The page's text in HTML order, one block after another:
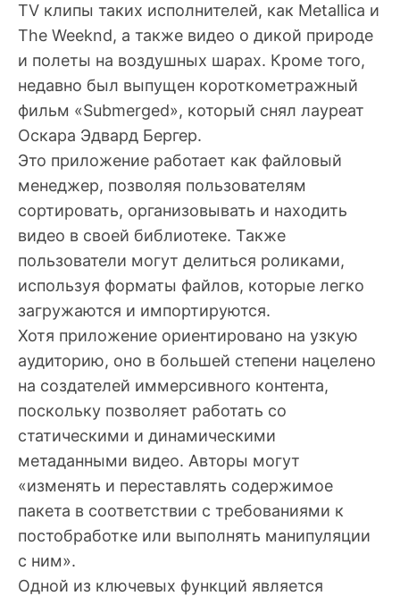
TV клипы таких исполнителей, как Metallica и
The Weeknd, а также видео о дикой природе
и полеты на воздушных шарах. Кроме того,
недавно был выпущен короткометражный
фильм «Submerged», который снял лауреат
Оскара Эдвард Бергер.
Это приложение работает как файловый
менеджер, позволяя пользователям
сортировать, организовывать и находить
видео в своей библиотеке. Также
пользователи могут делиться роликами,
используя форматы файлов, которые легко
загружаются и импортируются.
Хотя приложение ориентировано на узкую
аудиторию, оно в большей степени нацелено
на создателей иммерсивного контента,
поскольку позволяет работать со
статическими и динамическими
метаданными видео. Авторы могут
«изменять и переставлять содержимое
пакета в соответствии с требованиями к
постобработке или выполнять манипуляции
с ним».
Одной из ключевых функций является